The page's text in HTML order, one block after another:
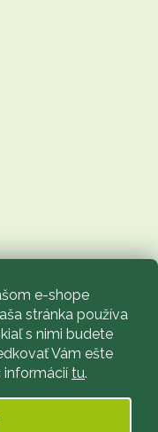
e-shope
stránka používa
s nimi budete
Vám ešte
informácií tu.